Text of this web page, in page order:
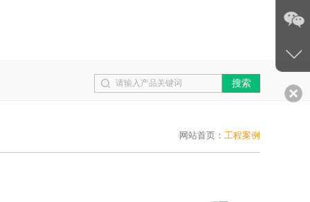
搜索
网站首页： 工程案例